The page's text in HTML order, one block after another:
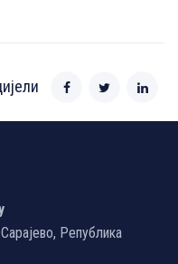
Република